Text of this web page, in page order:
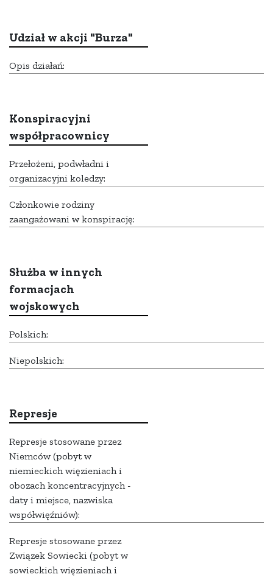
Udział w akcji "Burza"
Opis działań:
Konspiracyjni
współpracownicy
Przełożeni, podwładni i
organizacyjni koledzy:
Członkowie rodziny
zaangażowani w konspirację:
Służba w innych
formacjach
wojskowych
Polskich:
Niepolskich:
Represje
Represje stosowane przez
Niemców (pobyt w
niemieckich więzieniach i
obozach koncentracyjnych -
daty i miejsce, nazwiska
współwięźniów):
Represje stosowane przez
Związek Sowiecki (pobyt w
sowieckich więzieniach i